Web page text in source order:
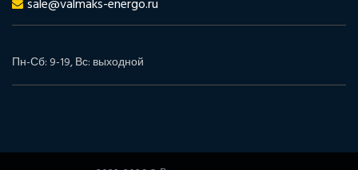
sale@valmaks-energo.ru
Пн-Сб: 9-19, Вс: выходной